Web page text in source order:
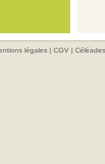
légales | CGV |